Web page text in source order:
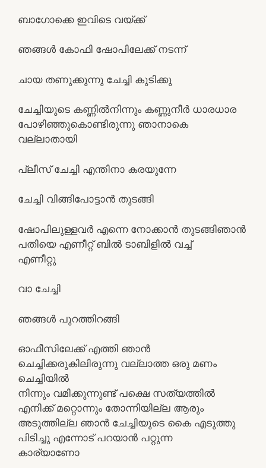
ബാഗോക്കെ ഇവിടെ വയ്ക്ക്
ഞങ്ങള്‍ കോഫി ഷോപിലേക്ക് നടന്ന്
ചായ തണുക്കുന്നു ചേച്ചി കുടിക്കു
ചേച്ചിയുടെ കണ്ണില്‍നിന്നും കണ്ണുനീര്‍ ധാരധാര
പോഴിഞ്ഞുകൊണ്ടിരുന്നു ഞാനാകെ
വല്ലാതായി
പ്ലീസ്‌ ചേച്ചി എന്തിനാ കരയുന്നേ
ചേച്ചി വിങ്ങിപോട്ടാന്‍ തുടങ്ങി
ഷോപിലുള്ളവര്‍ എന്നെ നോക്കാന്‍ തുടങ്ങിഞാന്‍
പതിയെ എണീറ്റ്‌ ബില്‍ ടാബിളില്‍ വച്ച്
എണീറ്റു
വാ ചേച്ചി
ഞങ്ങള്‍ പുറത്തിറങ്ങി
ഓഫീസിലേക്ക് എത്തി ഞാന്‍
ചെച്ചിക്കരുകിലിരുന്നു വല്ലാത്ത ഒരു മണം
ചെച്ചിയില്‍
നിന്നും വമിക്കുന്നുണ്ട് പക്ഷെ സത്യത്തില്‍
എനിക്ക് മറ്റൊന്നും തോന്നിയില്ല ആരും
അടുത്തില്ല ഞാന്‍ ചേച്ചിയുടെ കൈ എടുത്തു
പിടിച്ചു എന്നോട് പറയാന്‍ പറ്റുന്ന
കാര്യാണോ